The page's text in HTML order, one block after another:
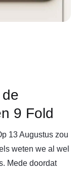
9 Fold
13 Augustus zou
weten we al wel
Mede doordat